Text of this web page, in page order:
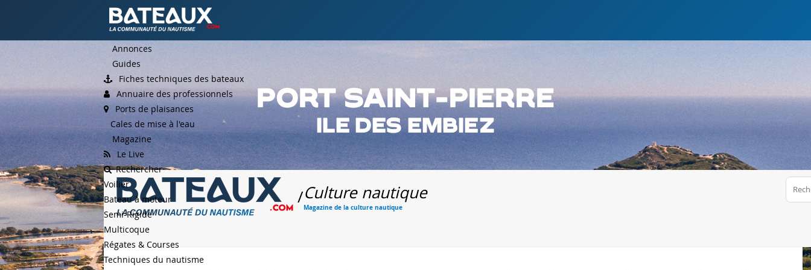
Annonces
Guides
Fiches techniques des bateaux
Annuaire des professionnels
Ports de plaisances
Cales de mise à l'eau
Magazine
Le Live
Rechercher
Voilier
Bateau à moteur
Semi-Rigide
Multicoque
Régates & Courses
Techniques du nautisme
/Culture nautique
Magazine de la culture nautique